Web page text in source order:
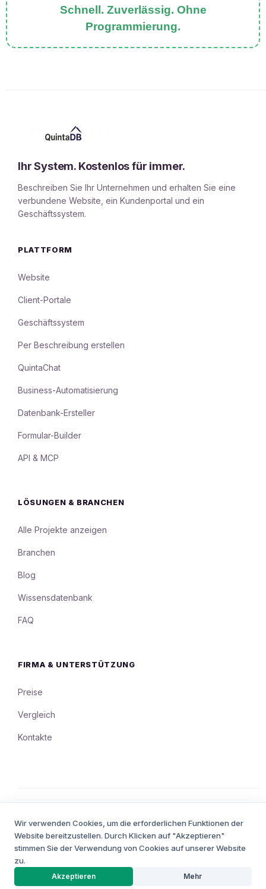
Schnell. Zuverlässig. Ohne
Programmierung.
Ihr System. Kostenlos für immer.
Beschreiben Sie Ihr Unternehmen und erhalten Sie eine
verbundene Website, ein Kundenportal und ein
Geschäftssystem.
PLATTFORM
Website
Client-Portale
Geschäftssystem
Per Beschreibung erstellen
QuintaChat
Business-Automatisierung
Datenbank-Ersteller
Formular-Builder
API & MCP
LÖSUNGEN & BRANCHEN
Alle Projekte anzeigen
Branchen
Blog
Wissensdatenbank
FAQ
FIRMA & UNTERSTÜTZUNG
Preise
Vergleich
Kontakte
vorbehalten.
Nutzungsbedingungen
•
Datenschutz
PROJEKT BUILDER
Wir verwenden Cookies, um die erforderlichen Funktionen der
Website bereitzustellen. Durch Klicken auf "Akzeptieren"
stimmen Sie der Verwendung von Cookies auf unserer Website
zu.
Akzeptieren Mehr